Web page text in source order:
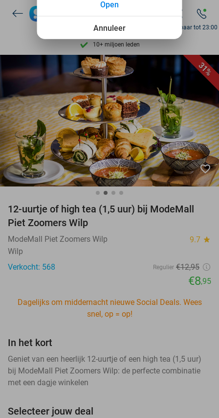
7 dagen per week beschikbaar
10+ miljoen leden
9,4 op basis van
Ontdek 15.000+ deals
7 dagen per week beschikbaar
10+ miljoen leden
Bereikbaar tot 23:00
31%
favorite_border
12-uurtje of high tea (1,5 uur) bij ModeMall
Piet Zoomers Wilp
ModeMall Piet Zoomers Wilp 9.7 star
Wilp
Verkocht: 568
Regulier €12,95
€8,95
Dagelijks om middernacht nieuwe Social Deals. Wees
snel, op = op!
In het kort
Geniet van een heerlijk 12-uurtje of een high tea (1,5 uur)
bij ModeMall Piet Zoomers Wilp: de perfecte combinatie
met een dagje winkelen
Selecteer jouw deal
Annuleer
Open